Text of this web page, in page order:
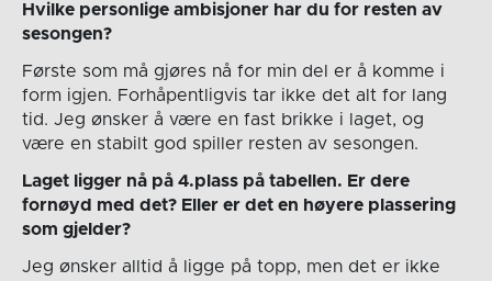
Hvilke personlige ambisjoner har du for resten av
sesongen?
Første som må gjøres nå for min del er å komme i
form igjen. Forhåpentligvis tar ikke det alt for lang
tid. Jeg ønsker å være en fast brikke i laget, og
være en stabilt god spiller resten av sesongen.
Laget ligger nå på 4.plass på tabellen. Er dere
fornøyd med det? Eller er det en høyere plassering
som gjelder?
Jeg ønsker alltid å ligge på topp, men det er ikke